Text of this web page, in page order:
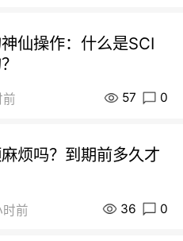
仙操作：什么是SCI
前 57 0
烦吗？到期前多久才
时前 36 0